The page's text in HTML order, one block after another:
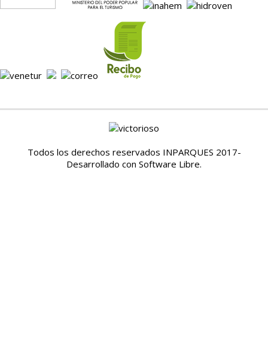
Todos los derechos reservados INPARQUES 2017-
Desarrollado con Software Libre.